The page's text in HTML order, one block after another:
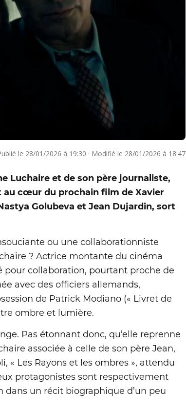
le 28/01/2026 à 19:30 · Modifié le 28/01/2026 à 18:47
Luchaire et de son père journaliste,
au cœur du prochain film de Xavier
Golubeva et Jean Dujardin, sort
ou une collaborationniste
? Actrice montante du cinéma
pour collaboration, pourtant proche de
avec des officiers allemands,
de Patrick Modiano (« Livret de
ombre et lumière.
Pas étonnant donc, qu’elle reprenne
associée à celle de son père Jean,
Les Rayons et les ombres », attendu
protagonistes sont respectivement
dans un récit biographique d’un peu